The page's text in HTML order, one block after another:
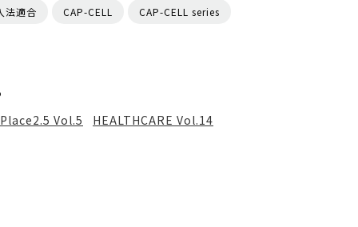
法適合 CAP-CELL CAP-CELL series
Place2.5 Vol.5 HEALTHCARE Vol.14